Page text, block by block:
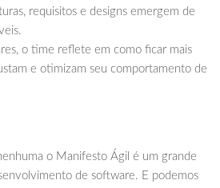
requisitos e designs emergem de
o time reflete em como ficar mais
e otimizam seu comportamento de
o Manifesto Ágil é um grande
de software. E podemos